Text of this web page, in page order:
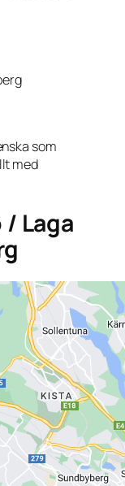
som
med
Laga